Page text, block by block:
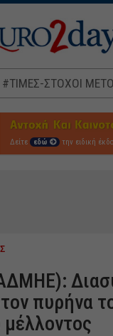
#ΤΙΜΕΣ-ΣΤΟΧΟΙ
Δείτε εδώ την ειδική
πυρήνα